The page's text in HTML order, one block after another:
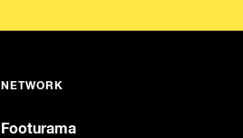
NETWORK
Footurama